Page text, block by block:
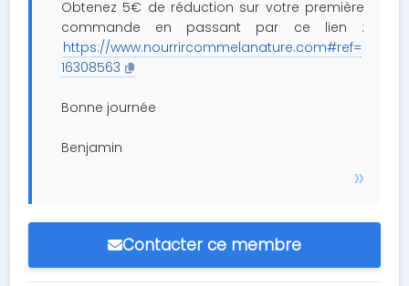
Obtenez 5€ de réduction sur votre première
commande en passant par ce lien :
https://www.nourrircommelanature.com#ref=
16308563
Bonne journée
Benjamin
Contacter ce membre